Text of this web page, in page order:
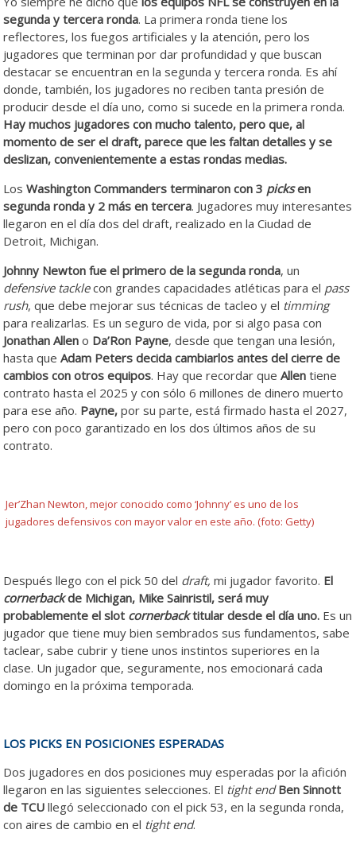
segunda y tercera ronda. La primera ronda tiene los
reflectores, los fuegos artificiales y la atención, pero los
jugadores que terminan por dar profundidad y que buscan
destacar se encuentran en la segunda y tercera ronda. Es ahí
donde, también, los jugadores no reciben tanta presión de
producir desde el día uno, como si sucede en la primera ronda.
Hay muchos jugadores con mucho talento, pero que, al
momento de ser el draft, parece que les faltan detalles y se
deslizan, convenientemente a estas rondas medias.
LosWashington Commanders terminaron con 3 picksen
segunda ronda y 2 más en tercera. Jugadores muy interesantes
llegaron en el día dos del draft, realizado en la Ciudad de
Detroit, Michigan.
Johnny Newton fue el primero de la segunda ronda, un
defensive tacklecon grandes capacidades atléticas para el pass
rush, que debe mejorar sus técnicas de tacleo y el timming
para realizarlas. Es un seguro de vida, por si algo pasa con
Jonathan Allen o Da’Ron Payne, desde que tengan una lesión,
hasta queAdam Peters decida cambiarlos antes del cierre de
cambios con otros equipos. Hay que recordar queAllen tiene
contrato hasta el 2025 y con sólo 6 millones de dinero muerto
para ese año. Payne, por su parte, está firmado hasta el 2027,
pero con poco garantizado en los dos últimos años de su
contrato.
Jer’Zhan Newton, mejor conocido como ‘Johnny’ es uno de los
jugadores defensivos con mayor valor en este año. (foto: Getty)
Después llego con el pick 50 del draft, mi jugador favorito. El
cornerbackde Michigan, Mike Sainristil, será muy
probablemente el slot cornerbacktitular desde el día uno. Es un
jugador que tiene muy bien sembrados sus fundamentos, sabe
taclear, sabe cubrir y tiene unos instintos superiores en la
clase. Un jugador que, seguramente, nos emocionará cada
domingo en la próxima temporada.
LOS PICKS EN POSICIONES ESPERADAS
Dos jugadores en dos posiciones muy esperadas por la afición
llegaron en las siguientes selecciones. El tight end Ben Sinnott
de TCU llegó seleccionado con el pick 53, en la segunda ronda,
con aires de cambio en el tight end.